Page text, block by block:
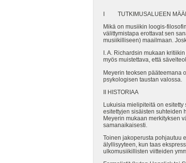
I TUTKIMUSALUEEN
Mikä on musiikin loogis-
välittymistapa erottavat sen
musiikilliseen) maailmaan.
I. A. Richardsin mukaan
myös muistettava, että
Meyerin teoksen pääteemana
psykologisen taustan valossa.
II HISTORIAA
Lukuisia mielipiteitä on
esitettyjen sisäisten suhteiden
Meyerin mukaan merkityksen
samanaikaisesti.
Toinen jakoperusta pohjautuu
älyllisyyteen, kun taas
ulkomusiikillisten viitteiden